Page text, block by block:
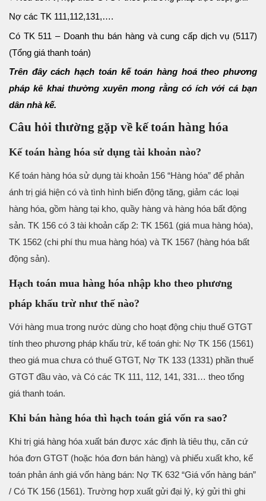
Nợ các TK 111,112,131,….
Có TK 511 – Doanh thu bán hàng và cung cấp dịch vụ (5117)
(Tổng giá thanh toán)
Trên đây cách hạch toán kế toán hàng hoá theo phương
pháp kê khai thường xuyên mong rằng có ích với cá bạn
dân nhà kế.
Câu hỏi thường gặp về kế toán hàng hóa
Kế toán hàng hóa sử dụng tài khoản nào?
Kế toán hàng hóa sử dụng tài khoản 156 “Hàng hóa” để phản
ánh trị giá hiện có và tình hình biến động tăng, giảm các loại
hàng hóa, gồm hàng tại kho, quầy hàng và hàng hóa bất động
sản. TK 156 có 3 tài khoản cấp 2: TK 1561 (giá mua hàng hóa),
TK 1562 (chi phí thu mua hàng hóa) và TK 1567 (hàng hóa bất
động sản).
Hạch toán mua hàng hóa nhập kho theo phương
pháp khấu trừ như thế nào?
Với hàng mua trong nước dùng cho hoạt động chịu thuế GTGT
tính theo phương pháp khấu trừ, kế toán ghi: Nợ TK 156 (1561)
theo giá mua chưa có thuế GTGT, Nợ TK 133 (1331) phần thuế
GTGT đầu vào, và Có các TK 111, 112, 141, 331… theo tổng
giá thanh toán.
Khi bán hàng hóa thì hạch toán giá vốn ra sao?
Khi trị giá hàng hóa xuất bán được xác định là tiêu thụ, căn cứ
hóa đơn GTGT (hoặc hóa đơn bán hàng) và phiếu xuất kho, kế
toán phản ánh giá vốn hàng bán: Nợ TK 632 “Giá vốn hàng bán”
/ Có TK 156 (1561). Trường hợp xuất gửi đại lý, ký gửi thì ghi